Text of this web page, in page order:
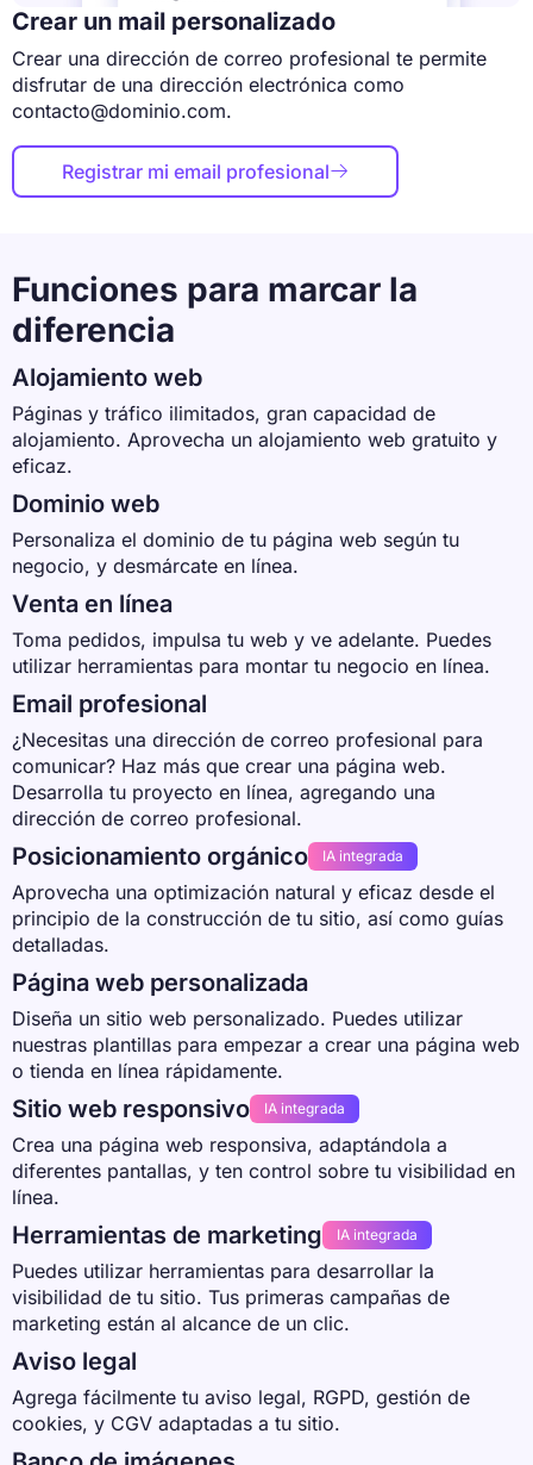
Crear un mail personalizado
Crear una dirección de correo profesional te permite
disfrutar de una dirección electrónica como
contacto@dominio.com.

Registrar mi email profesional
Funciones para marcar la
diferencia
Alojamiento web
Páginas y tráfico ilimitados, gran capacidad de
alojamiento. Aprovecha un alojamiento web gratuito y
eficaz.
Dominio web
Personaliza el dominio de tu página web según tu
negocio, y desmárcate en línea.
Venta en línea
Toma pedidos, impulsa tu web y ve adelante. Puedes
utilizar herramientas para montar tu negocio en línea.
Email profesional
¿Necesitas una dirección de correo profesional para
comunicar? Haz más que crear una página web.
Desarrolla tu proyecto en línea, agregando una
dirección de correo profesional.
Posicionamiento orgánico IA integrada
Aprovecha una optimización natural y eficaz desde el
principio de la construcción de tu sitio, así como guías
detalladas.
Página web personalizada
Diseña un sitio web personalizado. Puedes utilizar
nuestras plantillas para empezar a crear una página web
o tienda en línea rápidamente.
Sitio web responsivo IA integrada
Crea una página web responsiva, adaptándola a
diferentes pantallas, y ten control sobre tu visibilidad en
línea.
Herramientas de marketing IA integrada
Puedes utilizar herramientas para desarrollar la
visibilidad de tu sitio. Tus primeras campañas de
marketing están al alcance de un clic.
Aviso legal
Agrega fácilmente tu aviso legal, RGPD, gestión de
cookies, y CGV adaptadas a tu sitio.